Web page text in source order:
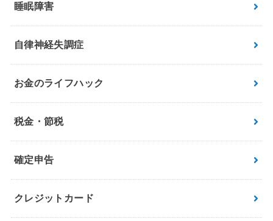
睡眠障害
自律神経失調症
お金のライフハック
税金・節税
確定申告
クレジットカード